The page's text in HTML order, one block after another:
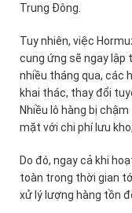
Trung Đông.
Tuy nhiên, việc
cung ứng sẽ ngay
nhiều tháng qua, các
khai thác, thay đổi
Nhiều lô hàng bị
mặt với chi phí lưu
Do đó, ngay cả khi
toàn trong thời gian
xử lý lượng hàng tồn